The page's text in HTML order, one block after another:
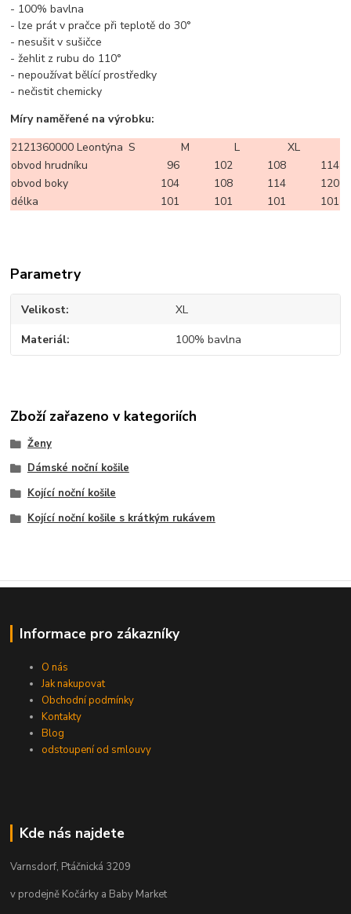
- 100% bavlna
- lze prát v pračce při teplotě do 30°
- nesušit v sušičce
- žehlit z rubu do 110°
- nepoužívat bělící prostředky
- nečistit chemicky
Míry naměřené na výrobku:
2121360000 Leontýna S M L
XL
obvod hrudníku
96 102 108
114
obvod boky
104 108 114
120
délka
101 101 101 101
Parametry
Velikost XL
Materiál 100% bavlna
Zboží zařazeno v kategoriích
Ženy
Dámské noční košile
Kojící noční košile
Kojící noční košile s krátkým rukávem
Informace pro zákazníky
O nás
Jak nakupovat
Obchodní podmínky
Kontakty
Blog
odstoupení od smlouvy
Kde nás najdete
Varnsdorf, Ptáčnická 3209
v prodejně Kočárky a Baby Market